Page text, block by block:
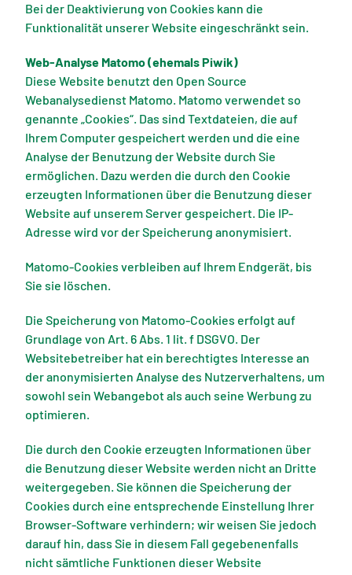
Bei der Deaktivierung von Cookies kann die
Funktionalität unserer Website eingeschränkt sein.
Web-Analyse Matomo (ehemals Piwik)
Diese Website benutzt den Open Source
Webanalysedienst Matomo. Matomo verwendet so
genannte „Cookies“. Das sind Textdateien, die auf
Ihrem Computer gespeichert werden und die eine
Analyse der Benutzung der Website durch Sie
ermöglichen. Dazu werden die durch den Cookie
erzeugten Informationen über die Benutzung dieser
Website auf unserem Server gespeichert. Die IP-
Adresse wird vor der Speicherung anonymisiert.
Matomo-Cookies verbleiben auf Ihrem Endgerät, bis
Sie sie löschen.
Die Speicherung von Matomo-Cookies erfolgt auf
Grundlage von Art. 6 Abs. 1 lit. f DSGVO. Der
Websitebetreiber hat ein berechtigtes Interesse an
der anonymisierten Analyse des Nutzerverhaltens, um
sowohl sein Webangebot als auch seine Werbung zu
optimieren.
Die durch den Cookie erzeugten Informationen über
die Benutzung dieser Website werden nicht an Dritte
weitergegeben. Sie können die Speicherung der
Cookies durch eine entsprechende Einstellung Ihrer
Browser-Software verhindern; wir weisen Sie jedoch
darauf hin, dass Sie in diesem Fall gegebenenfalls
nicht sämtliche Funktionen dieser Website